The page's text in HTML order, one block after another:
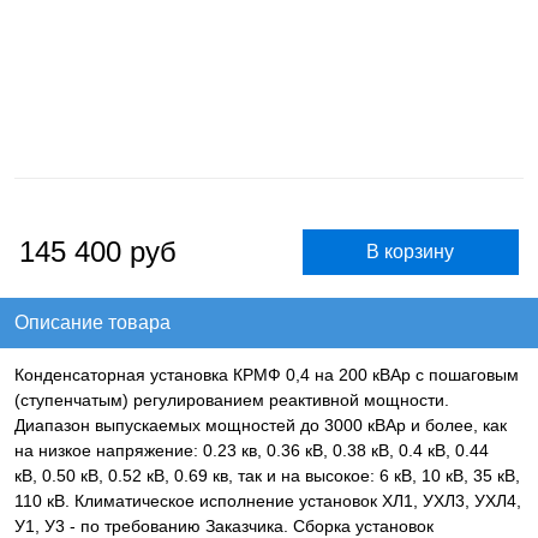
145 400 руб
Описание товара
Конденсаторная установка КРМФ 0,4 на 200 кВАр с пошаговым
(ступенчатым) регулированием реактивной мощности.
Диапазон выпускаемых мощностей до 3000 кВАр и более, как
на низкое напряжение: 0.23 кв, 0.36 кВ, 0.38 кВ, 0.4 кВ, 0.44
кВ, 0.50 кВ, 0.52 кВ, 0.69 кв, так и на высокое: 6 кВ, 10 кВ, 35 кВ,
110 кВ. Климатическое исполнение установок ХЛ1, УХЛ3, УХЛ4,
У1, У3 - по требованию Заказчика. Сборка установок